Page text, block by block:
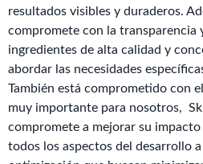
resultados visibles y duraderos.
compromete con la transparencia
ingredientes de alta calidad y
abordar las necesidades
También está comprometido con
muy importante para nosotros,
compromete a mejorar su
todos los aspectos del desarrollo